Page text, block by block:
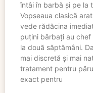
întâi în barbă și pe la
Vopseaua clasică
vede rădăcina
puțini bărbați au chef
la două săptămâni.
mai discretă și mai
tratament pentru
exact pentru